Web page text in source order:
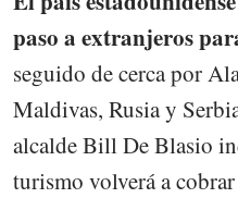
paso a extranjeros
seguido de cerca por
Maldivas, Rusia y
alcalde Bill De Blasio
turismo volverá a